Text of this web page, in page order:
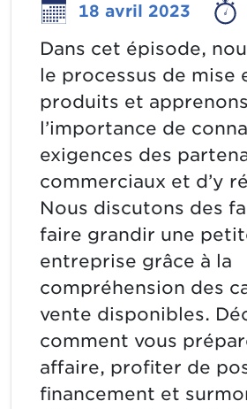
18 avril 2023
Dans cet épisode,
le processus de mise
produits et apprenons
l’importance de
exigences des
commerciaux et d’y
Nous discutons des
faire grandir une
entreprise grâce à la
compréhension des
vente disponibles.
comment vous
affaire, profiter de
financement et